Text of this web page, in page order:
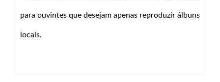
para ouvintes que desejam apenas reproduzir álbuns
locais.